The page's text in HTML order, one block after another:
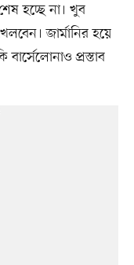
হচ্ছে না। খুব
জার্মানির হয়ে
প্রস্তাব